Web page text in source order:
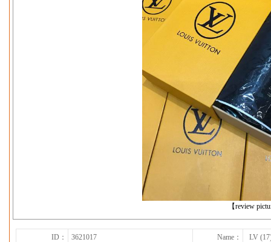
【review
下一张
ID： 3621017 Name：
LV